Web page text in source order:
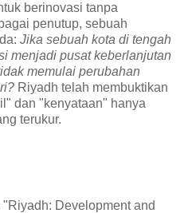
berinovasi tanpa
penutup, sebuah
Jika sebuah kota di tengah
menjadi pusat keberlanjutan
memulai perubahan
Riyadh telah membuktikan
dan "kenyataan" hanya
terukur.
"Riyadh: Development and